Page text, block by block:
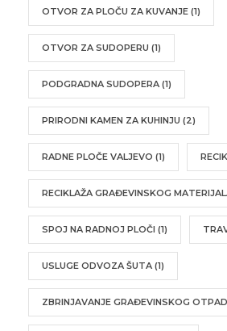
OTVOR ZA PLOČU ZA KUVANJE (1)
OTVOR ZA SUDOPERU (1)
PODGRADNA SUDOPERA (1)
PRIRODNI KAMEN ZA KUHINJU (2)
RADNE PLOČE VALJEVO (1)
RECIKLAŽA GRAĐEVINSKOG
SPOJ NA RADNOJ PLOČI (1)
USLUGE ODVOZA ŠUTA (1)
ZBRINJAVANJE GRAĐEVINSKOG